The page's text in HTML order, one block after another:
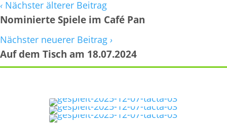
‹ Nächster älterer Beitrag
Nominierte Spiele im Café Pan
Nächster neuerer Beitrag ›
Auf dem Tisch am 18.07.2024